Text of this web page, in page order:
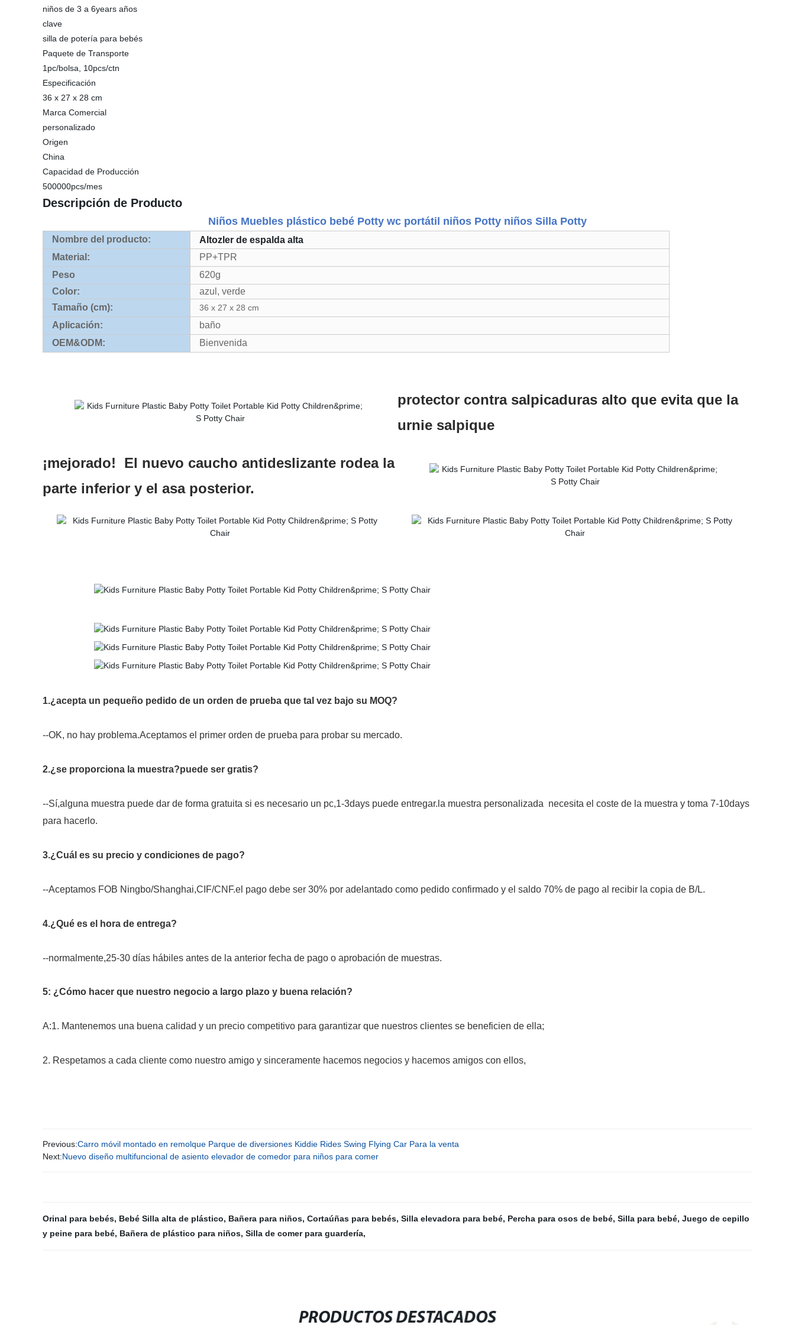
niños de 3 a 6years años
clave
silla de potería para bebés
Paquete de Transporte
1pc/bolsa, 10pcs/ctn
Especificación
36 x 27 x 28 cm
Marca Comercial
personalizado
Origen
China
Capacidad de Producción
500000pcs/mes
Descripción de Producto
Niños Muebles plástico bebé Potty wc portátil niños Potty niños Silla Potty
Nombre del producto:
Altozler de espalda alta
Material:
PP+TPR
Peso
620g
Color:
azul, verde
Tamaño (cm):
36 x 27 x 28 cm
Aplicación:
baño
OEM&ODM:
Bienvenida
protector contra salpicaduras alto que evita que la
urnie salpique
¡mejorado! El nuevo caucho antideslizante rodea la
parte inferior y el asa posterior.
1.¿acepta un pequeño pedido de un orden de prueba que tal vez bajo su MOQ?
--OK, no hay problema.Aceptamos el primer orden de prueba para probar su mercado.
2.¿se proporciona la muestra?puede ser gratis?
--Sí,alguna muestra puede dar de forma gratuita si es necesario un pc,1-3days puede entregar.la muestra personalizada necesita el coste de la muestra y toma 7-10days
para hacerlo.
3.¿Cuál es su precio y condiciones de pago?
--Aceptamos FOB Ningbo/Shanghai,CIF/CNF.el pago debe ser 30% por adelantado como pedido confirmado y el saldo 70% de pago al recibir la copia de B/L.
4.¿Qué es el hora de entrega?
--normalmente,25-30 días hábiles antes de la anterior fecha de pago o aprobación de muestras.
5: ¿Cómo hacer que nuestro negocio a largo plazo y buena relación?
A:1. Mantenemos una buena calidad y un precio competitivo para garantizar que nuestros clientes se beneficien de ella;
2. Respetamos a cada cliente como nuestro amigo y sinceramente hacemos negocios y hacemos amigos con ellos,
Previous:Carro móvil montado en remolque Parque de diversiones Kiddie Rides Swing Flying Car Para la venta
Next:Nuevo diseño multifuncional de asiento elevador de comedor para niños para comer
Orinal para bebés, Bebé Silla alta de plástico, Bañera para niños, Cortaúñas para bebés, Silla elevadora para bebé, Percha para osos de bebé, Silla para bebé, Juego de cepillo
y peine para bebé, Bañera de plástico para niños, Silla de comer para guardería,
PRODUCTOS DESTACADOS